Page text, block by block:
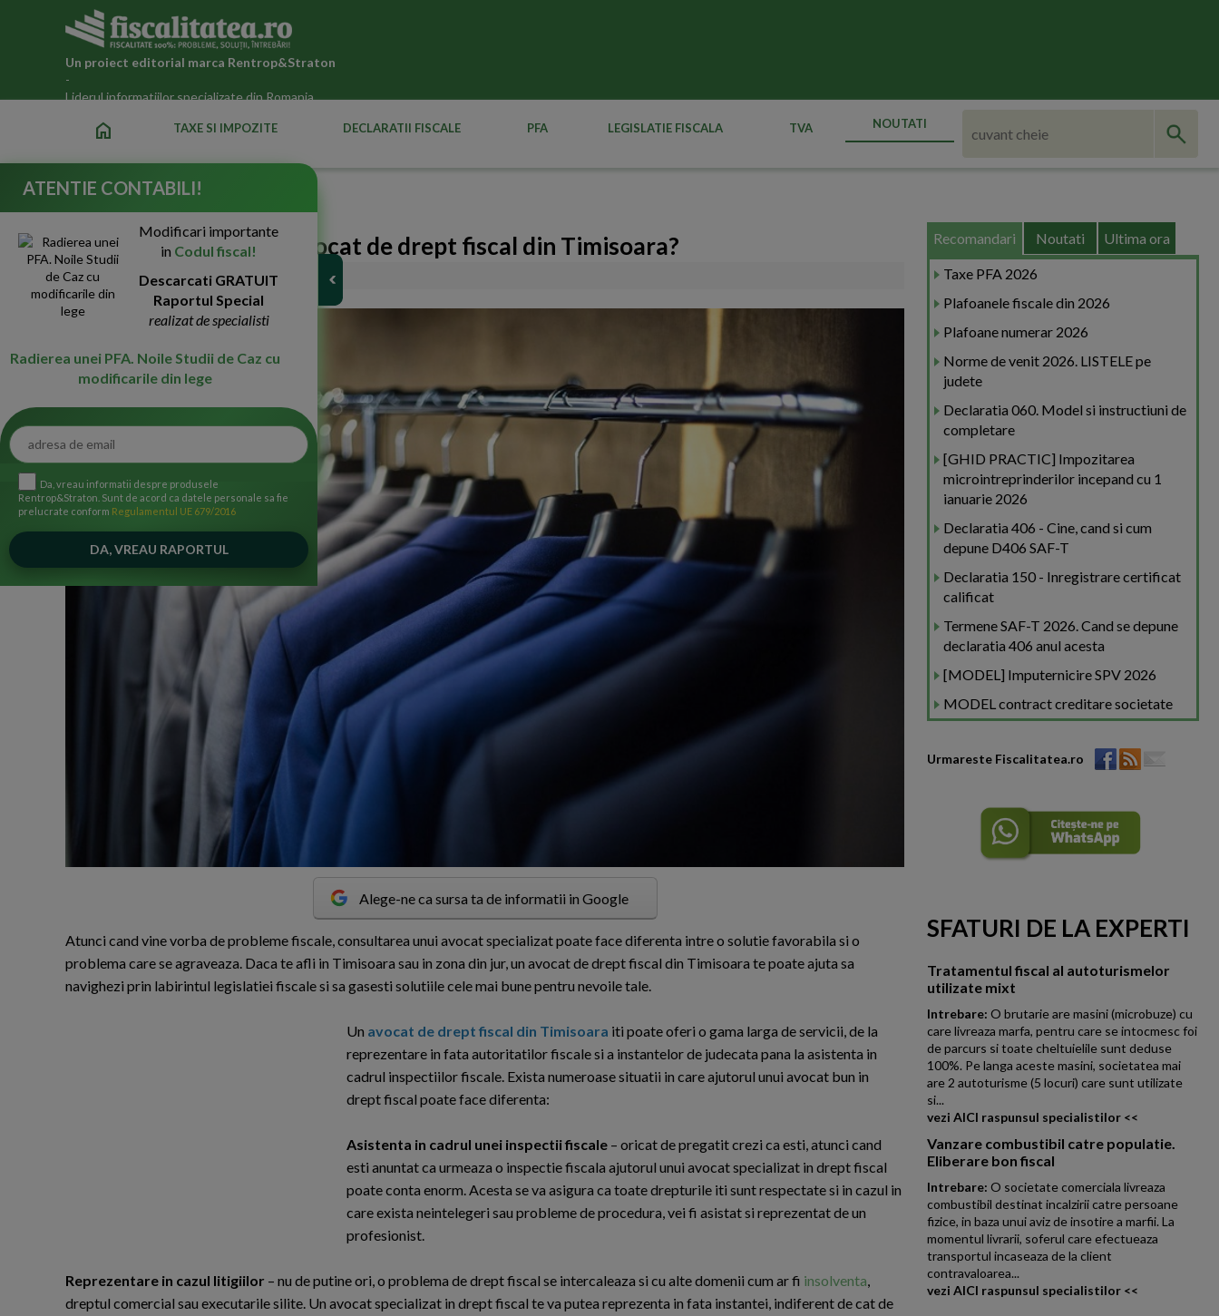
Un proiect editorial marca Rentrop&Straton
-
Liderul informatiilor specializate din Romania
home TAXE SI IMPOZITE DECLARATII FISCALE PFA LEGISLATIE FISCALA TVA NOUTATI
Cand sa apelezi la un avocat de drept fiscal din Timisoara?
02-Mai-2023 1282
Alege-ne ca sursa ta de informatii in Google
Atunci cand vine vorba de probleme fiscale, consultarea unui avocat specializat poate face diferenta intre o solutie favorabila si o
problema care se agraveaza. Daca te afli in Timisoara sau in zona din jur, un avocat de drept fiscal din Timisoara te poate ajuta sa
navighezi prin labirintul legislatiei fiscale si sa gasesti solutiile cele mai bune pentru nevoile tale.
Un avocat de drept fiscal din Timisoara iti poate oferi o gama larga de servicii, de la
reprezentare in fata autoritatilor fiscale si a instantelor de judecata pana la asistenta in
cadrul inspectiilor fiscale. Exista numeroase situatii in care ajutorul unui avocat bun in
drept fiscal poate face diferenta:
Asistenta in cadrul unei inspectii fiscale – oricat de pregatit crezi ca esti, atunci cand
esti anuntat ca urmeaza o inspectie fiscala ajutorul unui avocat specializat in drept fiscal
poate conta enorm. Acesta se va asigura ca toate drepturile iti sunt respectate si in cazul in
care exista neintelegeri sau probleme de procedura, vei fi asistat si reprezentat de un
profesionist.
Reprezentare in cazul litigiilor – nu de putine ori, o problema de drept fiscal se intercaleaza si cu alte domenii cum ar fi insolventa,
dreptul comercial sau executarile silite. Un avocat specializat in drept fiscal te va putea reprezenta in fata instantei, indiferent de cat de
Recomandari Noutati Ultima ora
Taxe PFA 2026
Plafoanele fiscale din 2026
Plafoane numerar 2026
Norme de venit 2026. LISTELE pe
judete
Declaratia 060. Model si instructiuni de
completare
[GHID PRACTIC] Impozitarea
microintreprinderilor incepand cu 1
ianuarie 2026
Declaratia 406 - Cine, cand si cum
depune D406 SAF-T
Declaratia 150 - Inregistrare certificat
calificat
Termene SAF-T 2026. Cand se depune
declaratia 406 anul acesta
[MODEL] Imputernicire SPV 2026
MODEL contract creditare societate
Urmareste Fiscalitatea.ro
SFATURI DE LA EXPERTI
Tratamentul fiscal al autoturismelor
utilizate mixt
Intrebare: O brutarie are masini (microbuze) cu
care livreaza marfa, pentru care se intocmesc foi
de parcurs si toate cheltuielile sunt deduse
100%. Pe langa aceste masini, societatea mai
are 2 autoturisme (5 locuri) care sunt utilizate
si...
vezi AICI raspunsul specialistilor <<
Vanzare combustibil catre populatie.
Eliberare bon fiscal
Intrebare: O societate comerciala livreaza
combustibil destinat incalzirii catre persoane
fizice, in baza unui aviz de insotire a marfii. La
momentul livrarii, soferul care efectueaza
transportul incaseaza de la client
contravaloarea...
vezi AICI raspunsul specialistilor <<
ATENTIE CONTABILI!
Modificari importante
in Codul fiscal!
Descarcati GRATUIT
Raportul Special
realizat de specialisti
Radierea unei PFA. Noile Studii de Caz cu
modificarile din lege
Da, vreau informatii despre produsele
Rentrop&Straton. Sunt de acord ca datele personale sa fie
prelucrate conform Regulamentul UE 679/2016